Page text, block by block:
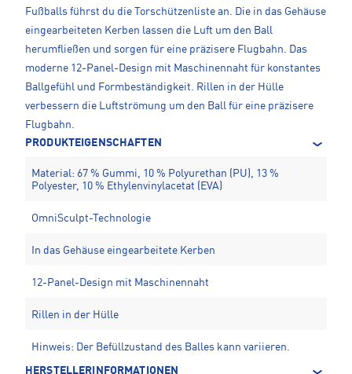
Fußballs führst du die Torschützenliste an. Die in das Gehäuse
eingearbeiteten Kerben lassen die Luft um den Ball
herumfließen und sorgen für eine präzisere Flugbahn. Das
moderne 12-Panel-Design mit Maschinennaht für konstantes
Ballgefühl und Formbeständigkeit. Rillen in der Hülle
verbessern die Luftströmung um den Ball für eine präzisere
Flugbahn.
PRODUKTEIGENSCHAFTEN
Material: 67 % Gummi, 10 % Polyurethan (PU), 13 %
Polyester, 10 % Ethylenvinylacetat (EVA)
OmniSculpt-Technologie
In das Gehäuse eingearbeitete Kerben
12-Panel-Design mit Maschinennaht
Rillen in der Hülle
Hinweis: Der Befüllzustand des Balles kann variieren.
HERSTELLERINFORMATIONEN